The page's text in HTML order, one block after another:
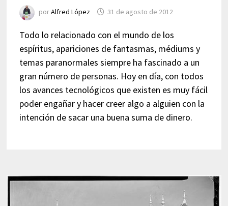
porAlfred López 31 de agosto de 2012
Todo lo relacionado con el mundo de los
espíritus, apariciones de fantasmas, médiums y
temas paranormales siempre ha fascinado a un
gran número de personas. Hoy en día, con todos
los avances tecnológicos que existen es muy fácil
poder engañar y hacer creer algo a alguien con la
intención de sacar una buena suma de dinero.